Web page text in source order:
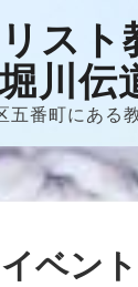
スト
川伝
五番町にある
ベント